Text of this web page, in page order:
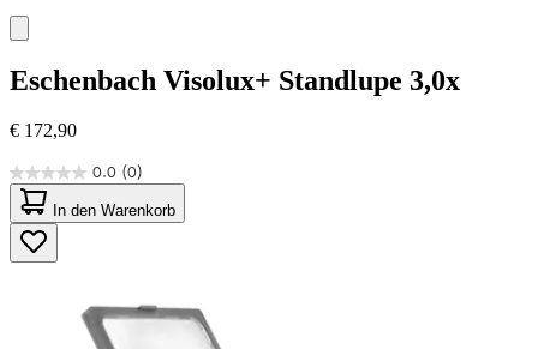
Eschenbach Visolux+ Standlupe 3,0x
€ 172,90
0.0 (0)
0.0
von
5
Sternen.
In den Warenkorb